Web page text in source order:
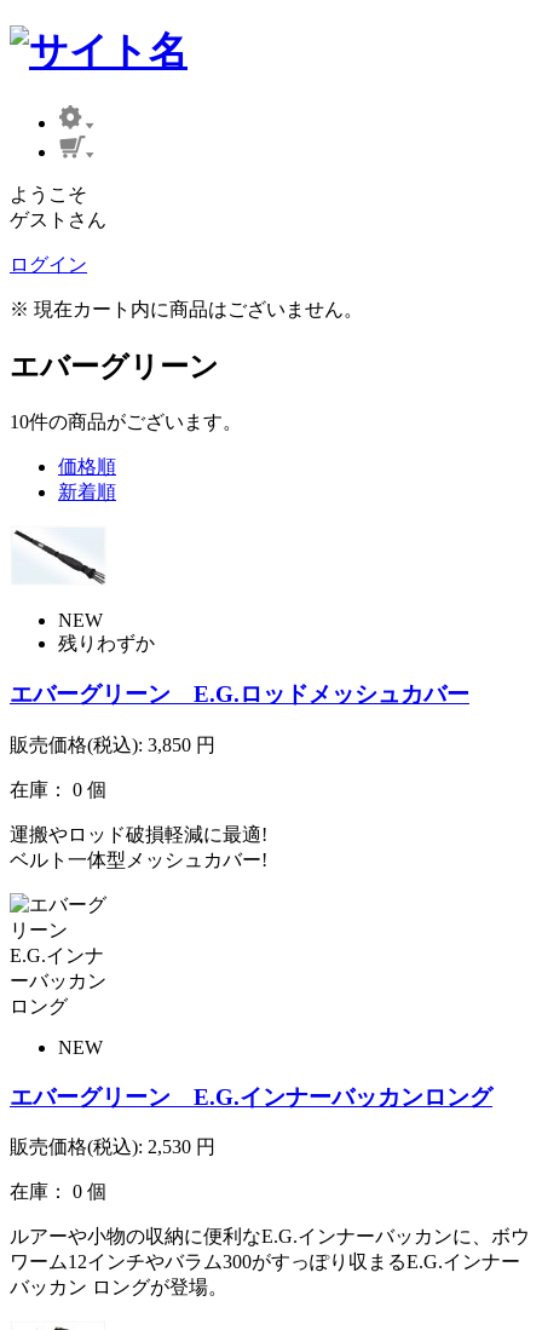
ようこそ
ゲストさん
ログイン
※ 現在カート内に商品はございません。
エバーグリーン
10件の商品がございます。
価格順
新着順
NEW
残りわずか
エバーグリーン E.G.ロッドメッシュカバー
販売価格(税込): 3,850 円
在庫： 0 個
運搬やロッド破損軽減に最適!
ベルト一体型メッシュカバー!
NEW
エバーグリーン E.G.インナーバッカンロング
販売価格(税込): 2,530 円
在庫： 0 個
ルアーや小物の収納に便利なE.G.インナーバッカンに、ボウ
ワーム12インチやバラム300がすっぽり収まるE.G.インナー
バッカン ロングが登場。